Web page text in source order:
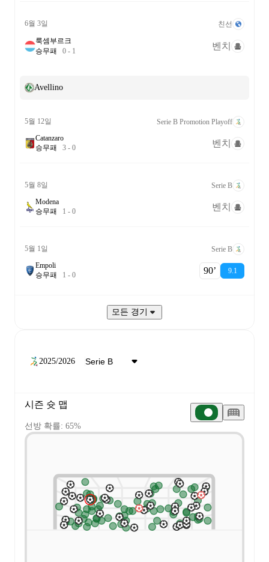
6월 3일 친선
룩셈부르크
승무패 0 - 1
벤치
Avellino
5월 12일
Serie B Promotion Playoff
Catanzaro
승무패 3 - 0 벤치
5월 8일
Serie B
Modena
승무패 1 - 0 벤치
5월 1일
Serie B
Empoli
승무패 1 - 0 90‎’‎ 9.1
모든 경기
2025/2026
시즌 슛 맵
선방 확률: 65%